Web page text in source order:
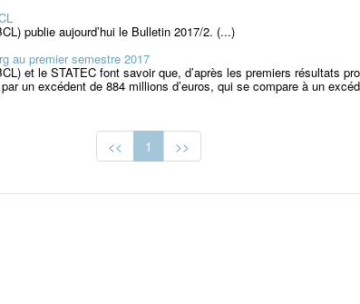
publie aujourd’hui le Bulletin 2017/2. (...)
au premier semestre 2017
et le STATEC font savoir que, d’après les premiers résultats
un excédent de 884 millions d’euros, qui se compare à un
<< 1 >>